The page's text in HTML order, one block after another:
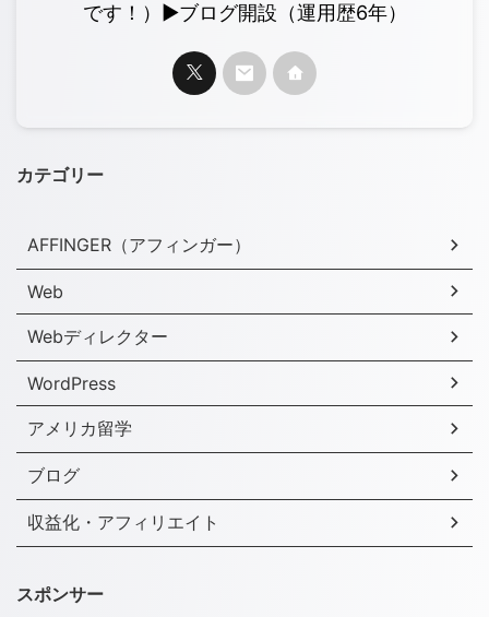
です！）▶︎ブログ開設（運用歴6年）
カテゴリー
AFFINGER（アフィンガー）
Web
Webディレクター
WordPress
アメリカ留学
ブログ
収益化・アフィリエイト
スポンサー